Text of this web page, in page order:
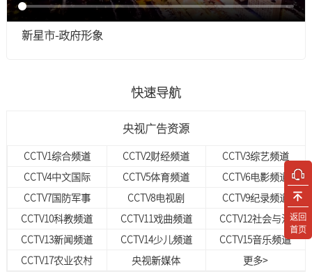
返回
首页
新星市-政府形象
快速导航
央视广告资源
CCTV1综合频道 CCTV2财经频道 CCTV3综艺频道
CCTV4中文国际 CCTV5体育频道 CCTV6电影频道
CCTV7国防军事 CCTV8电视剧 CCTV9纪录频道
CCTV10科教频道 CCTV11戏曲频道 CCTV12社会与法
CCTV13新闻频道 CCTV14少儿频道 CCTV15音乐频道
CCTV17农业农村 央视新媒体 更多>